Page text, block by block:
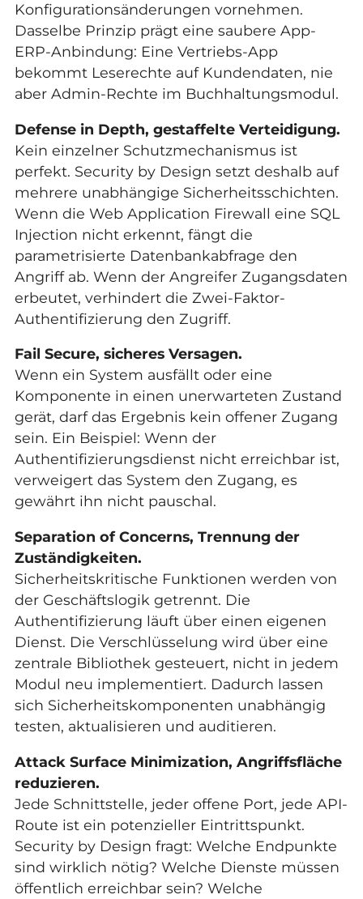
Konfigurationsänderungen vornehmen.
Dasselbe Prinzip prägt eine saubere App-
ERP-Anbindung: Eine Vertriebs-App
bekommt Leserechte auf Kundendaten, nie
aber Admin-Rechte im Buchhaltungsmodul.
Defense in Depth, gestaffelte Verteidigung.
Kein einzelner Schutzmechanismus ist
perfekt. Security by Design setzt deshalb auf
mehrere unabhängige Sicherheitsschichten.
Wenn die Web Application Firewall eine SQL
Injection nicht erkennt, fängt die
parametrisierte Datenbankabfrage den
Angriff ab. Wenn der Angreifer Zugangsdaten
erbeutet, verhindert die Zwei-Faktor-
Authentifizierung den Zugriff.
Fail Secure, sicheres Versagen.
Wenn ein System ausfällt oder eine
Komponente in einen unerwarteten Zustand
gerät, darf das Ergebnis kein offener Zugang
sein. Ein Beispiel: Wenn der
Authentifizierungsdienst nicht erreichbar ist,
verweigert das System den Zugang, es
gewährt ihn nicht pauschal.
Separation of Concerns, Trennung der
Zuständigkeiten.
Sicherheitskritische Funktionen werden von
der Geschäftslogik getrennt. Die
Authentifizierung läuft über einen eigenen
Dienst. Die Verschlüsselung wird über eine
zentrale Bibliothek gesteuert, nicht in jedem
Modul neu implementiert. Dadurch lassen
sich Sicherheitskomponenten unabhängig
testen, aktualisieren und auditieren.
Attack Surface Minimization, Angriffsfläche
reduzieren.
Jede Schnittstelle, jeder offene Port, jede API-
Route ist ein potenzieller Eintrittspunkt.
Security by Design fragt: Welche Endpunkte
sind wirklich nötig? Welche Dienste müssen
öffentlich erreichbar sein? Welche